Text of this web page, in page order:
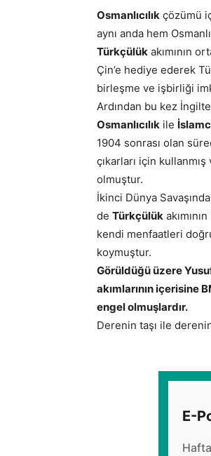
Osmanlıcılık çözümü
aynı anda hem
Türkçülük akımının
Çin’e hediye ederek
birleşme ve işbirliği
Ardından bu kez
Osmanlıcılık ile
1904 sonrası olan
çıkarları için
olmuştur.
İkinci Dünya
de Türkçülük
kendi menfaatleri
koymuştur.
Görüldüğü üzere
akımlarının içerisine
engel olmuşlardır.
Derenin taşı ile
E-